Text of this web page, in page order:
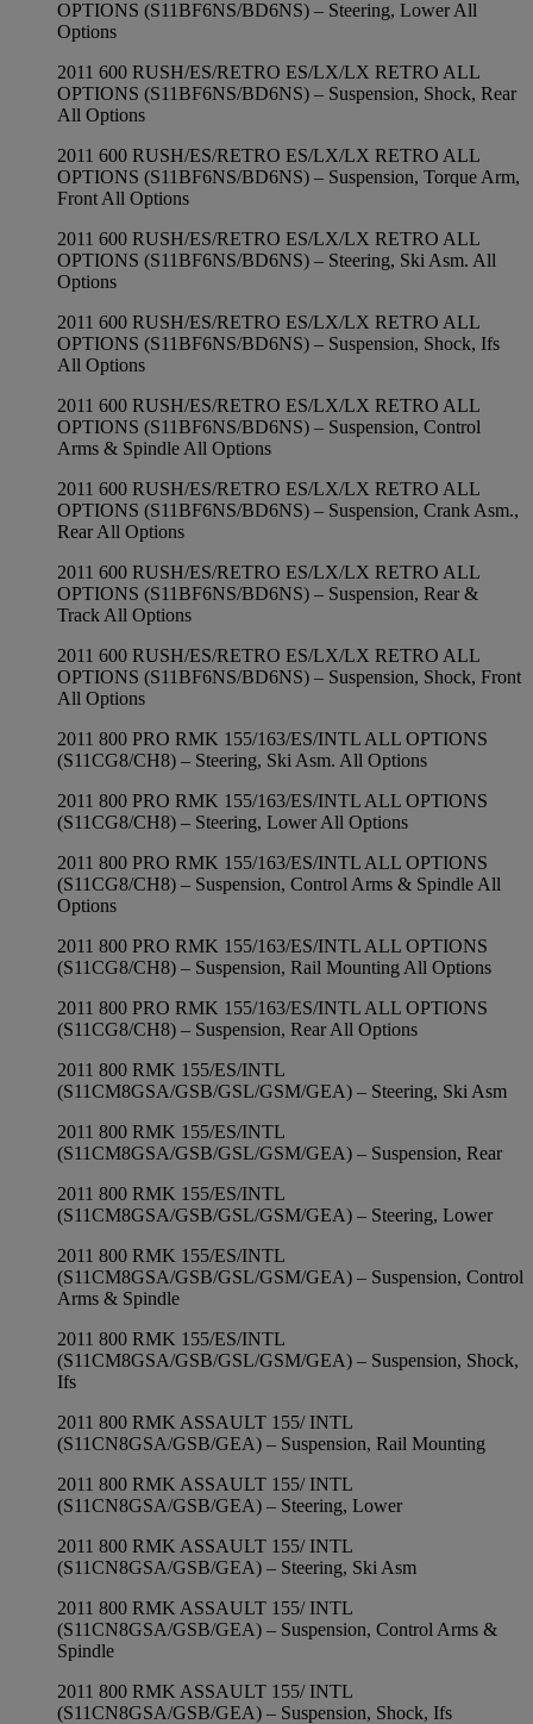
OPTIONS (S11BF6NS/BD6NS) – Steering, Lower All
Options
2011 600 RUSH/ES/RETRO ES/LX/LX RETRO ALL
OPTIONS (S11BF6NS/BD6NS) – Suspension, Shock, Rear
All Options
2011 600 RUSH/ES/RETRO ES/LX/LX RETRO ALL
OPTIONS (S11BF6NS/BD6NS) – Suspension, Torque Arm,
Front All Options
2011 600 RUSH/ES/RETRO ES/LX/LX RETRO ALL
OPTIONS (S11BF6NS/BD6NS) – Steering, Ski Asm. All
Options
2011 600 RUSH/ES/RETRO ES/LX/LX RETRO ALL
OPTIONS (S11BF6NS/BD6NS) – Suspension, Shock, Ifs
All Options
2011 600 RUSH/ES/RETRO ES/LX/LX RETRO ALL
OPTIONS (S11BF6NS/BD6NS) – Suspension, Control
Arms & Spindle All Options
2011 600 RUSH/ES/RETRO ES/LX/LX RETRO ALL
OPTIONS (S11BF6NS/BD6NS) – Suspension, Crank Asm.,
Rear All Options
2011 600 RUSH/ES/RETRO ES/LX/LX RETRO ALL
OPTIONS (S11BF6NS/BD6NS) – Suspension, Rear &
Track All Options
2011 600 RUSH/ES/RETRO ES/LX/LX RETRO ALL
OPTIONS (S11BF6NS/BD6NS) – Suspension, Shock, Front
All Options
2011 800 PRO RMK 155/163/ES/INTL ALL OPTIONS
(S11CG8/CH8) – Steering, Ski Asm. All Options
2011 800 PRO RMK 155/163/ES/INTL ALL OPTIONS
(S11CG8/CH8) – Steering, Lower All Options
2011 800 PRO RMK 155/163/ES/INTL ALL OPTIONS
(S11CG8/CH8) – Suspension, Control Arms & Spindle All
Options
2011 800 PRO RMK 155/163/ES/INTL ALL OPTIONS
(S11CG8/CH8) – Suspension, Rail Mounting All Options
2011 800 PRO RMK 155/163/ES/INTL ALL OPTIONS
(S11CG8/CH8) – Suspension, Rear All Options
2011 800 RMK 155/ES/INTL
(S11CM8GSA/GSB/GSL/GSM/GEA) – Steering, Ski Asm
2011 800 RMK 155/ES/INTL
(S11CM8GSA/GSB/GSL/GSM/GEA) – Suspension, Rear
2011 800 RMK 155/ES/INTL
(S11CM8GSA/GSB/GSL/GSM/GEA) – Steering, Lower
2011 800 RMK 155/ES/INTL
(S11CM8GSA/GSB/GSL/GSM/GEA) – Suspension, Control
Arms & Spindle
2011 800 RMK 155/ES/INTL
(S11CM8GSA/GSB/GSL/GSM/GEA) – Suspension, Shock,
Ifs
2011 800 RMK ASSAULT 155/ INTL
(S11CN8GSA/GSB/GEA) – Suspension, Rail Mounting
2011 800 RMK ASSAULT 155/ INTL
(S11CN8GSA/GSB/GEA) – Steering, Lower
2011 800 RMK ASSAULT 155/ INTL
(S11CN8GSA/GSB/GEA) – Steering, Ski Asm
2011 800 RMK ASSAULT 155/ INTL
(S11CN8GSA/GSB/GEA) – Suspension, Control Arms &
Spindle
2011 800 RMK ASSAULT 155/ INTL
(S11CN8GSA/GSB/GEA) – Suspension, Shock, Ifs